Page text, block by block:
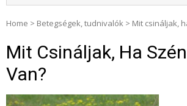
Home > Betegségek, tudnivalók > Mit csináljak,
Mit Csináljak, Ha
Van?